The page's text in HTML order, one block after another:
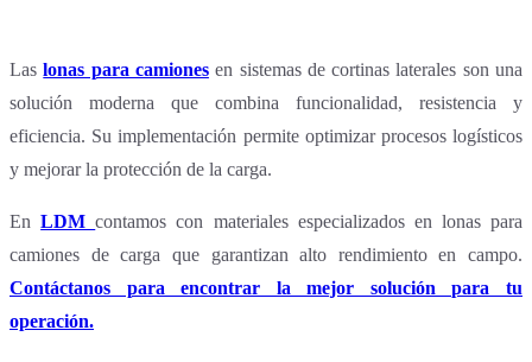
Laslonas para camionesen sistemas de cortinas laterales son una
solución moderna que combina funcionalidad, resistencia y
eficiencia. Su implementación permite optimizar procesos logísticos
y mejorar la protección de la carga.
EnLDMcontamos con materiales especializados en lonas para
camiones de carga que garantizan alto rendimiento en campo.
Contáctanos para encontrar la mejor solución para tu
operación.